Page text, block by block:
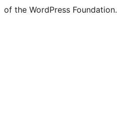
of the WordPress Foundation.